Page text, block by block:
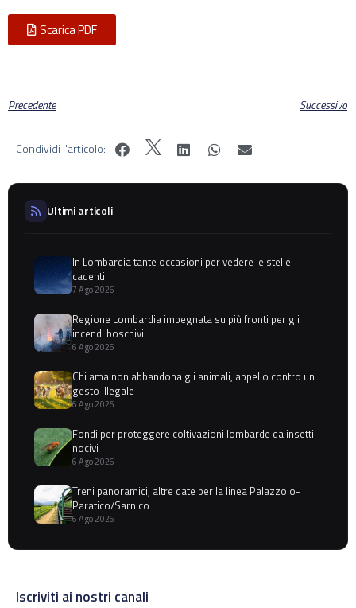
Scarica PDF
Precedente Successivo
Condividi l'articolo:
Ultimi articoli
In Lombardia tante occasioni per vedere le stelle
cadenti
7 Ago 2026
Regione Lombardia impegnata su più fronti per gli
incendi boschivi
6 Ago 2026
Chi ama non abbandona gli animali, appello contro un
gesto illegale
6 Ago 2026
Fondi per proteggere coltivazioni lombarde da insetti
nocivi
6 Ago 2026
Treni panoramici, altre date per la linea Palazzolo-
Paratico/Sarnico
6 Ago 2026
Iscriviti ai nostri canali